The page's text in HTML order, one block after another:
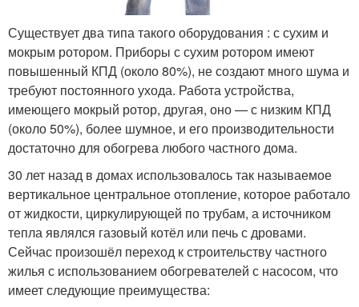
Существует два типа такого оборудования : с сухим и
мокрым ротором. Приборы с сухим ротором имеют
повышенный КПД (около 80%), не создают много шума и
требуют постоянного ухода. Работа устройства,
имеющего мокрый ротор, другая, оно — с низким КПД
(около 50%), более шумное, и его производительности
достаточно для обогрева любого частного дома.
30 лет назад в домах использовалось так называемое
вертикальное центральное отопление, которое работало
от жидкости, циркулирующей по трубам, а источником
тепла являлся газовый котёл или печь с дровами.
Сейчас произошёл переход к строительству частного
жилья с использованием обогревателей с насосом, что
имеет следующие преимущества: